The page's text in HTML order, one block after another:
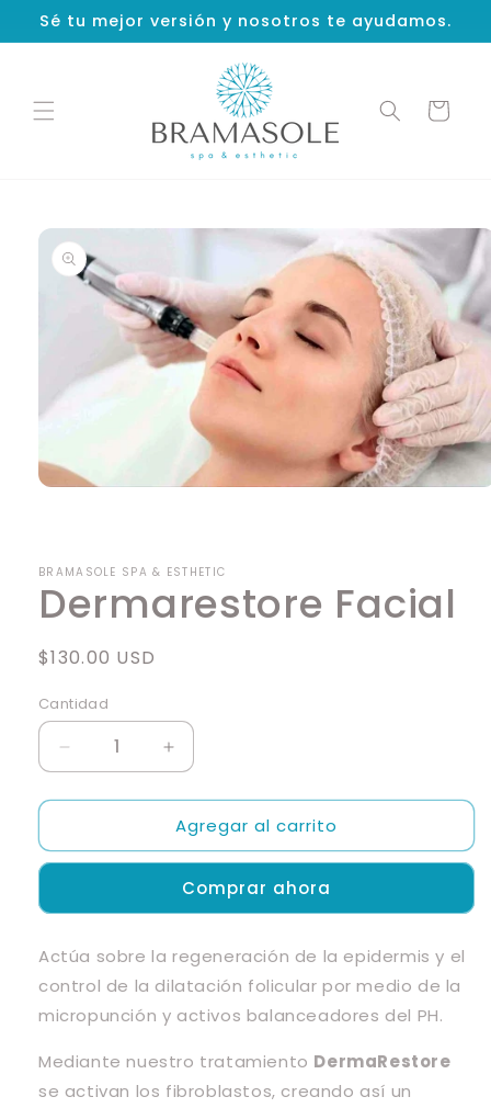
directamente
al contenido
Sé tu mejor versión y nosotros te ayudamos.
Carrito
directamente
información
del producto
una
ventana
modal
BRAMASOLE SPA & ESTHETIC
Dermarestore Facial
Precio
$130.00 USD
Cantidad
Cantidad
Reducir
cantidad
para
Dermarestore
Facial
Aumentar
cantidad
para
Dermarestore
Facial
Agregar al carrito
Comprar ahora
Actúa sobre la regeneración de la epidermis y el
control de la dilatación folicular por medio de la
micropunción y activos balanceadores del PH.
Mediante nuestro tratamiento DermaRestore
se activan los fibroblastos, creando así un